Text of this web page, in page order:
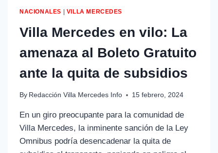
NACIONALES VILLA MERCEDES
Villa Mercedes en vilo: La
amenaza al Boleto Gratuito
ante la quita de subsidios
By Redacción Villa Mercedes Info 15 febrero, 2024
En un giro preocupante para la comunidad de
Villa Mercedes, la inminente sanción de la Ley
Omnibus podría desencadenar la quita de